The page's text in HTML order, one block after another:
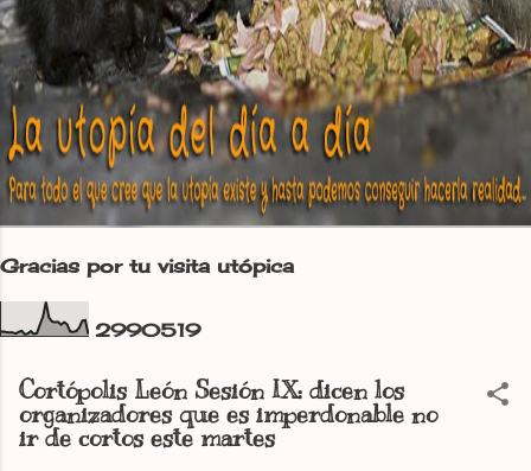
Gracias por tu visita utópica
2990519
Cortópolis León Sesión IX: dicen los
organizadores que es imperdonable no
ir de cortos este martes